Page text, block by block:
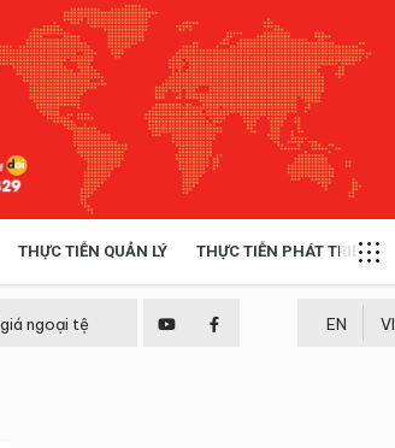
THỰC TIỄN QUẢN LÝ THỰC TIỄN PHÁT TRIỂN
ngoại tệ EN VI